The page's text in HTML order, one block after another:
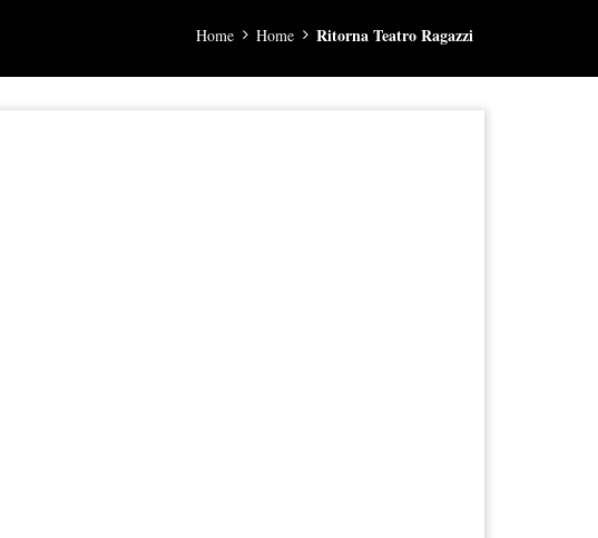
Home Home Ritorna Teatro Ragazzi